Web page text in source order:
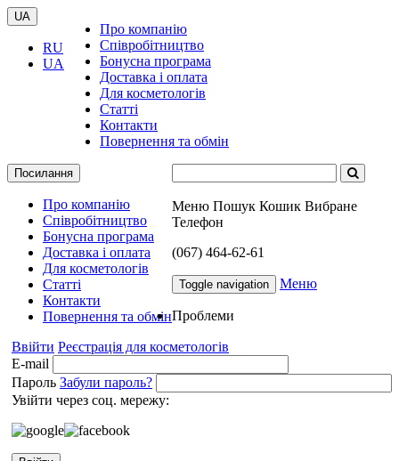
UA
RU
UA
Про компанію
Співробітництво
Бонусна програма
Доставка і оплата
Для косметологів
Статті
Контакти
Повернення та обмін
Посилання
Про компанію
Співробітництво
Бонусна програма
Доставка і оплата
Для косметологів
Статті
Контакти
Повернення та обмін
Ввійти Реєстрація для косметологів
E-mail
Пароль Забули пароль?
Увійти через соц. мережу:
Меню Пошук Кошик Вибране
Телефон
(067) 464-62-61
Toggle navigation Меню
Проблеми